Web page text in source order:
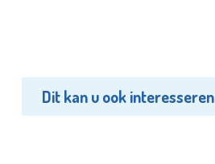
Dit kan u ook interesseren